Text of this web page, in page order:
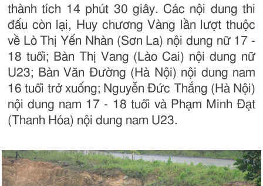
thành tích 14 phút 30 giây. Các nội dung thi
đấu còn lại, Huy chương Vàng lần lượt thuộc
về Lò Thị Yến Nhàn (Sơn La) nội dung nữ 17 -
18 tuổi; Bàn Thị Vang (Lào Cai) nội dung nữ
U23; Bàn Văn Đường (Hà Nội) nội dung nam
16 tuổi trở xuống; Nguyễn Đức Thắng (Hà Nội)
nội dung nam 17 - 18 tuổi và Phạm Minh Đạt
(Thanh Hóa) nội dung nam U23.